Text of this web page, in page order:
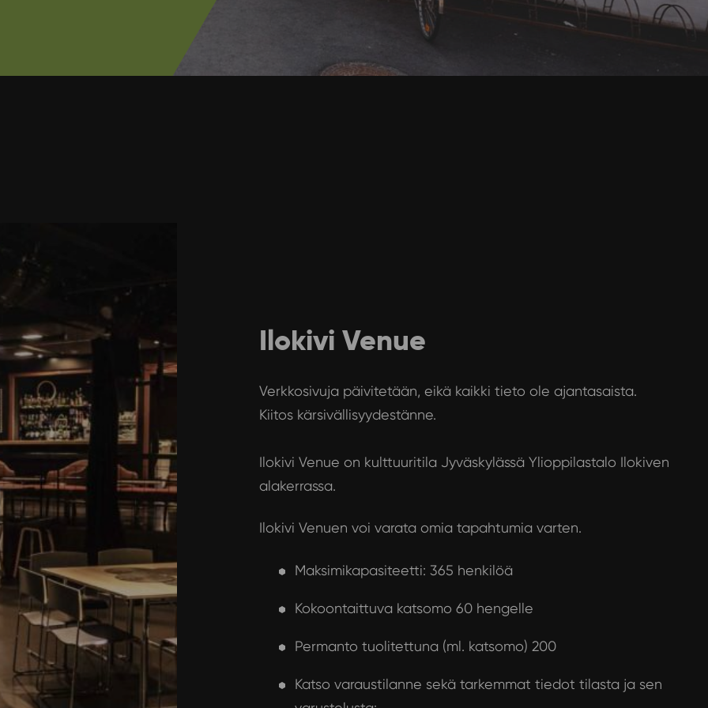
Ilokivi Venue
Verkkosivuja päivitetään, eikä kaikki tieto ole ajantasaista.
Kiitos kärsivällisyydestänne.
Ilokivi Venue on kulttuuritila Jyväskylässä Ylioppilastalo Ilokiven
alakerrassa.
Ilokivi Venuen voi varata omia tapahtumia varten.
Maksimikapasiteetti: 365 henkilöä
Kokoontaittuva katsomo 60 hengelle
Permanto tuolitettuna (ml. katsomo) 200
Katso varaustilanne sekä tarkemmat tiedot tilasta ja sen